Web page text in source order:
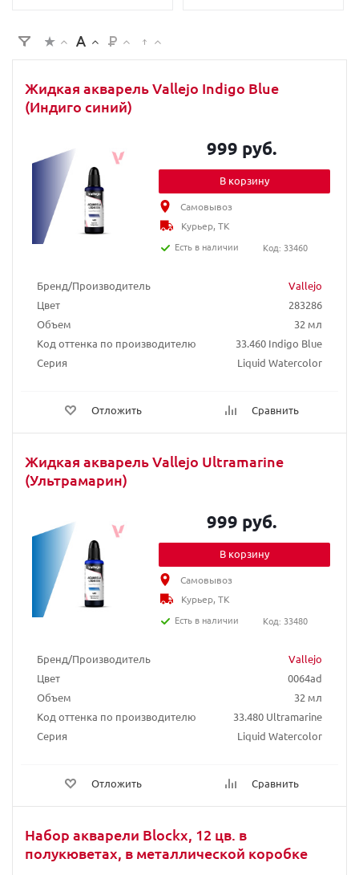
Жидкая акварель Vallejo Indigo Blue
(Индиго синий)
Бренд/Производитель
Vallejo
Цвет
283286
Объем
32 мл
Код оттенка по производителю
33.460 Indigo Blue
Серия
Liquid Watercolor
Отложить Сравнить
999 руб.
В корзину
Самовывоз
Курьер, ТК
Есть в наличии
Код: 33460
Жидкая акварель Vallejo Ultramarine
(Ультрамарин)
Бренд/Производитель
Vallejo
Цвет
0064ad
Объем
32 мл
Код оттенка по производителю
33.480 Ultramarine
Серия
Liquid Watercolor
Отложить Сравнить
999 руб.
В корзину
Самовывоз
Курьер, ТК
Есть в наличии
Код: 33480
Набор акварели Blockx, 12 цв. в
полукюветах, в металлической коробке